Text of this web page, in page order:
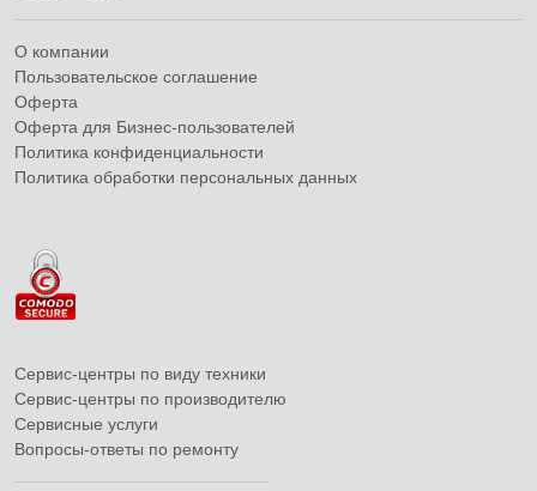
О компании
Пользовательское соглашение
Оферта
Оферта для Бизнес-пользователей
Политика конфиденциальности
Политика обработки персональных данных
Сервис-центры по виду техники
Сервис-центры по производителю
Сервисные услуги
Вопросы-ответы по ремонту